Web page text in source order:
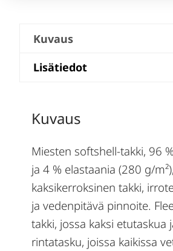
Kuvaus
Lisätiedot
Kuvaus
Miesten softshell-takki, 96
ja 4 % elastaania (280 g/m²),
kaksikerroksinen takki,
ja vedenpitävä pinnoite.
takki, jossa kaksi etutaskua
rintatasku, joissa kaikissa